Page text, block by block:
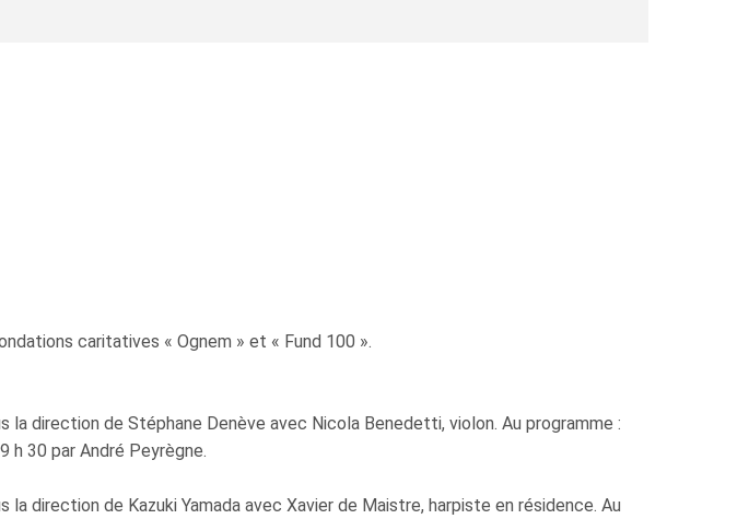
caritatives « Ognem » et « Fund 100 ».
direction de Stéphane Denève avec Nicola Benedetti, violon. Au programme :
h 30 par André Peyrègne.
direction de Kazuki Yamada avec Xavier de Maistre, harpiste en résidence. Au